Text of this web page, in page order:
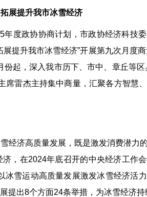
拓展提升我市冰雪经济
年度政协协商计划，市政协经济科技
提升我市冰雪经济”开展第九次月度
起，深入我市历下、市中、章丘等
雷杰主持集中商量，汇聚各方智慧
经济高质量发展，既是激发消费潜力
，在2024年底召开的中央经济工作
雪运动高质量发展激发冰雪经济活
提出8个方面24条举措，为冰雪经济持